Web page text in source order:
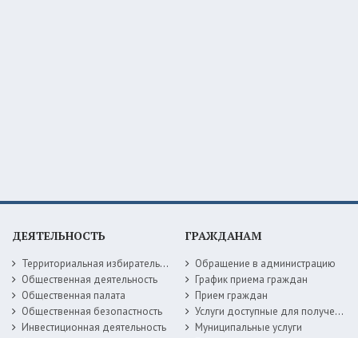
ДЕЯТЕЛЬНОСТЬ
Территориальная избирательная комиссия
Общественная деятельность
Общественная палата
Общественная безопастность
Инвестиционная деятельность
ГРАЖДАНАМ
Обращение в администрацию
График приема граждан
Прием граждан
Услуги доступные для получения в электронной форме
Муниципальные услуги